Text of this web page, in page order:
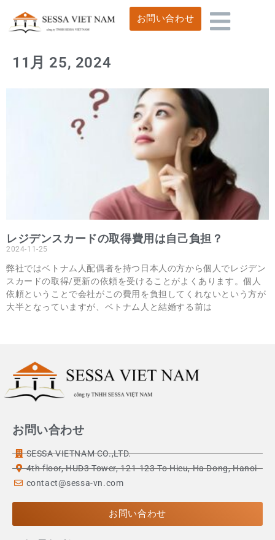
お問い合わせ
11月 25, 2024
レジデンスカードの取得費用は自己負担？
2024-11-25
弊社ではベトナム人配偶者を持つ日本人の方から個人でレジデン
スカードの取得/更新の依頼を受けることがよくあります。個人
依頼ということで会社がこの費用を負担してくれないという方が
大半となっていますが、ベトナム人と結婚する前は
お問い合わせ
SESSA VIETNAM CO.,LTD.
4th floor, HUD3 Tower, 121-123 To Hieu, Ha Dong, Hanoi
contact@sessa-vn.com
お問い合わせ